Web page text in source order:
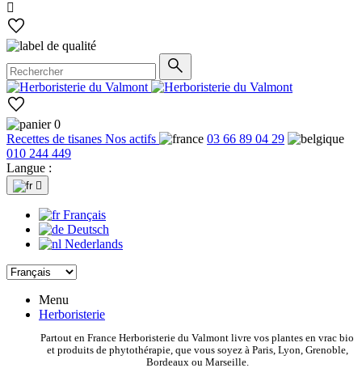

0
Recettes de tisanes Nos actifs
03 66 89 04 29
010 244 449
Langue :

Français
Deutsch
Nederlands
Menu
Herboristerie
Partout en France Herboristerie du Valmont livre vos plantes en vrac bio
et produits de phytothérapie, que vous soyez à Paris, Lyon, Grenoble,
Bordeaux ou Marseille.